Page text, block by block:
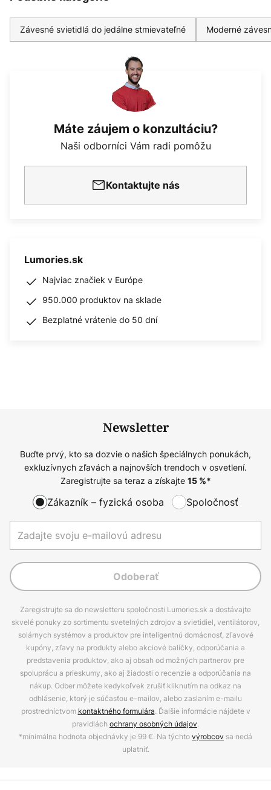
Závesné svietidlá do jedálne stmievateľné Moderné
Máte záujem o konzultáciu?
Naši odborníci Vám radi pomôžu
Kontaktujte nás
Lumories.sk
Najviac značiek v Európe
950.000 produktov na sklade
Bezplatné vrátenie do 50 dní
Newsletter
Buďte prvý, kto sa dozvie o našich špeciálnych ponukách,
exkluzívnych zľavách a najnovších trendoch v osvetlení.
Zaregistrujte sa teraz a získajte 15%*
Zákazník – fyzická osoba Spoločnosť
Odoberať
Zaregistrujte sa do newsletteru spoločnosti Lumories.sk a dostávajte
skvelé ponuky zo sortimentu svetelných zdrojov a svietidiel, ventilátorov,
solárnych systémov a produktov pre inteligentnú domácnosť, zľavové
kupóny, zľavy na produkty alebo akciové balíčky, odporúčania a
predstavenia produktov, ako aj obsah od možných partnerov pre
spoluprácu a prieskumy, ako aj žiadosti o recenzie a odporúčania na
nákup. Odber môžete kedykoľvek zrušiť kliknutím na odkaz na
odhlásenie, ktorý je súčasťou e-mailov, alebo zaslaním e-mailu
prostredníctvom kontaktného formulára. Ďalšie informácie nájdete v
pravidlách ochrany osobných údajov.
*minimálna hodnota objednávky je 99 €. Na týchtovýrobcov sa nedá
uplatniť.